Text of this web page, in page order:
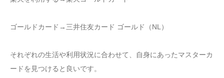
ゴールドカード→三井住友カード ゴールド（NL）
それぞれの生活や利用状況に合わせて、自身にあったマスターカ
ードを見つけると良いです。